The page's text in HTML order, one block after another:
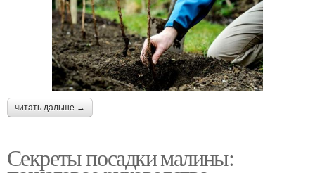
читать дальше →
Секреты посадки малины: